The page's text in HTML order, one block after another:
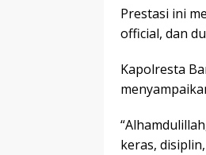
Prestasi ini
official, dan
Kapolresta
keras,